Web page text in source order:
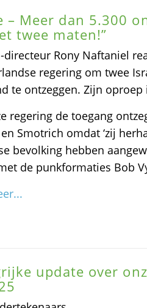
– Meer dan 5.300
twee maten!”
directeur Rony Naftaniel
regering om twee
te ontzeggen. Zijn oproep
regering de toegang
Smotrich omdat ‘zij
bevolking hebben
de punkformaties Bob
update over